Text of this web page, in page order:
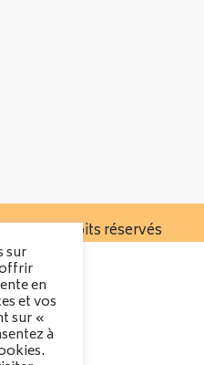
- Tous droits réservés
sur
en
et vos
sur «
à